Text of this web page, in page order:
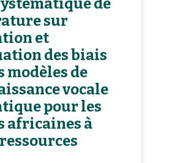
de
sur
et
des biais
modèles de
vocale
pour les
africaines à